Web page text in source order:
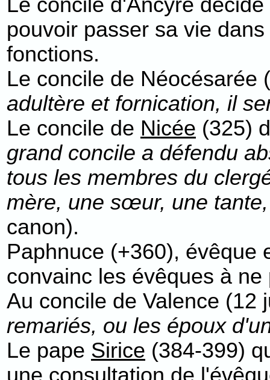
Le concile d'Ancyre
pouvoir passer sa vie
fonctions.
Le concile de Néocésarée
adultère et fornication, il
Le concile de Nicée (325)
grand concile a défendu
tous les membres du
mère, une sœur, une
canon).
Paphnuce (+360), évêque
convainc les évêques à
Au concile de Valence (12
remariés, ou les époux
Le pape Sirice (384-399)
une consultation de